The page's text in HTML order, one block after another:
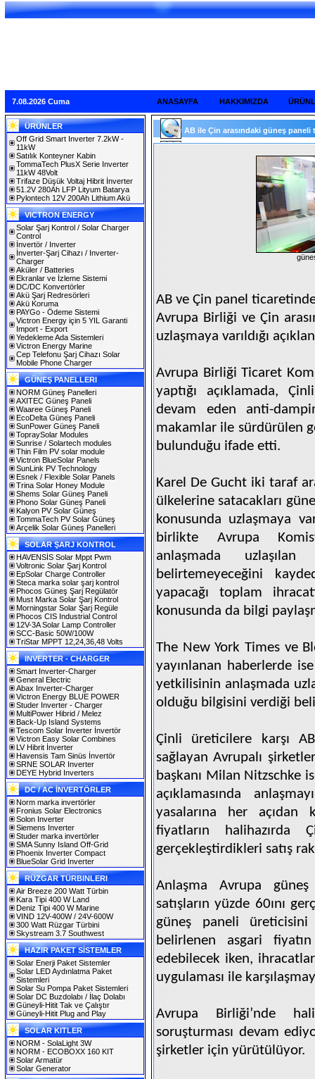
7.08.2026 Cuma ANASAYFA HAKKIMIZDA
ÜRÜNLER
Off Grid Smart Inverter 7.2kW -
11kW
Satılık Konteyner Kabin
TommaTech PlusX Serie Inverter
11kW 48Volt
Trifaze Düşük Voltaj Hibrit İnverter
51.2V 280Ah LFP Lityum Batarya
Pylontech 12V 200Ah Lithium Akü
VICTRON ENERGY
Solar Şarj Kontrol / Solar Charger
Control
İnvertör / Inverter
İnverter-Şarj Cihazı / Inverter-
Charger
Aküler / Batteries
Ekranlar ve İzleme Sistemi
DC/DC Konvertörler
Akü Şarj Redresörleri
Akü Koruma
PAYGo - Ödeme Sistemi
Victron Energy için 5 YIL Garanti
Import - Export
Yedekleme Ada Sistemleri
Victron Energy Marine
Cep Telefonu Şarj Cihazı Solar
Mobile Phone Charger
GÜNEŞ PANELLERI
NORM Güneş Panelleri
AXITEC Güneş Paneli
Waaree Güneş Paneli
EcoDelta Güneş Paneli
SunPower Güneş Paneli
TopraySolar Modules
Sunrise / Solartech modules
Thin Film PV solar module
Victron BlueSolar Panels
SunLink PV Technology
Esnek / Flexible Solar Panels
Trina Solar Honey Module
Shems Solar Güneş Paneli
Phono Solar Güneş Paneli
Kalyon PV Solar Güneş
TommaTech PV Solar Güneş
Arçelik Solar Güneş Panelleri
SOLAR ŞARJ KONTROL
HAVENSİS Solar Mppt Pwm
Voltronic Solar Şarj Kontrol
EpSolar Charge Controller
Steca marka solar şarj kontrol
Phocos Güneş Şarj Regülatör
Must Marka Solar Şarj Kontrol
Morningstar Solar Şarj Regüle
Phocos CIS Industrial Control
12V-3A Solar Lamp Controller
SCC-Basic 50W/100W
TriStar MPPT 12,24,36,48 Volts
INVERTER - CHARGER
Smart Inverter-Charger
General Electric
Abax Inverter-Charger
Victron Energy BLUE POWER
Studer Inverter - Charger
MultiPower Hibrid / Melez
Back-Up Island Systems
Tescom Solar İnverter İnvertör
Victron Easy Solar Combines
LV Hibrit İnverter
Havensis Tam Sinüs İnvertör
SRNE SOLAR Inverter
DEYE Hybrid Inverters
DC / AC İNVERTÖRLER
Norm marka invertörler
Fronius Solar Electronics
Solon Inverter
Siemens Inverter
Studer marka invertörler
SMA Sunny Island Off-Grid
Phoenix Inverter Compact
BlueSolar Grid Inverter
RÜZGAR TÜRBINLERI
Air Breeze 200 Watt Türbin
Kara Tipi 400 W Land
Deniz Tipi 400 W Marine
VIND 12V-400W / 24V-600W
300 Watt Rüzgar Türbini
Skystream 3.7 Southwest
HAZIR PAKET SİSTEMLER
Solar Enerji Paket Sistemler
Solar LED Aydınlatma Paket
Sistemleri
Solar Su Pompa Paket Sistemleri
Solar DC Buzdolabı / İlaç Dolabı
Güneyli-Hitit Tak ve Çalıştır
Güneyli-Hitit Plug and Play
SOLAR KITLER
NORM - SolaLight 3W
NORM - ECOBOXX 160 KIT
Solar Armatür
Solar Generator
AB ile Çin arasındaki güneş paneli
AB ve Çin panel
Avrupa Birliği ve Çin
uzlaşmaya varıldığı
Avrupa Birliği Ticaret
yaptığı açıklamada,
devam eden anti-
makamlar ile sürdürülen
bulunduğu ifade etti.
Karel De Gucht iki taraf
ülkelerine satacakları
konusunda uzlaşmaya
birlikte Avrupa
anlaşmada
belirtemeyeceğini
yapacağı toplam
konusunda da bilgi
The New York Times ve
yayınlanan haberlerde
yetkilisinin anlaşmada
olduğu bilgisini verdiği
Çinli üreticilere karşı AB
sağlayan Avrupalı
başkanı Milan Nitzschke
açıklamasında
yasalarına her açıdan
fiyatların halihazırda
gerçekleştirdikleri satış
Anlaşma Avrupa
satışların yüzde 60ını
güneş paneli
belirlenen asgari
edebilecek iken,
uygulaması ile
Avrupa Birliği’nde
soruşturması devam
şirketler için yürütülüyor.